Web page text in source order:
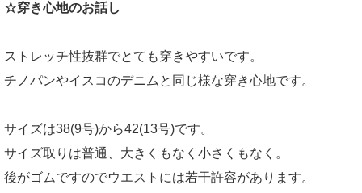
☆穿き心地のお話し
ストレッチ性抜群でとても穿きやすいです。
チノパンやイスコのデニムと同じ様な穿き心地です。
サイズは38(9号)から42(13号)です。
サイズ取りは普通、大きくもなく小さくもなく。
後がゴムですのでウエストには若干許容があります。